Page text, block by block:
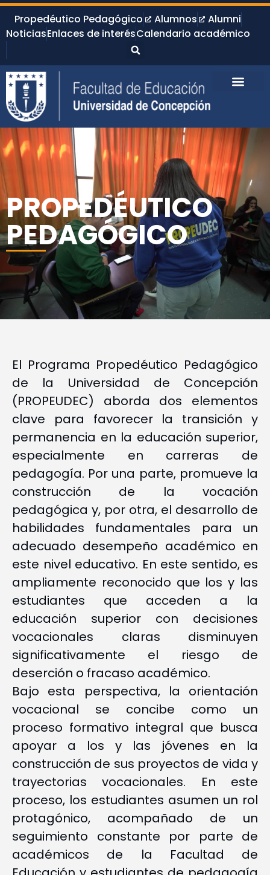
Propedéutico Pedagógico Alumnos
Alumni
NoticiasEnlaces de interésCalendario académico
PROPEDÉUTICO
PEDAGÓGICO
El Programa Propedéutico Pedagógico
de la Universidad de Concepción
(PROPEUDEC) aborda dos elementos
clave para favorecer la transición y
permanencia en la educación superior,
especialmente en carreras de
pedagogía. Por una parte, promueve la
construcción de la vocación
pedagógica y, por otra, el desarrollo de
habilidades fundamentales para un
adecuado desempeño académico en
este nivel educativo. En este sentido, es
ampliamente reconocido que los y las
estudiantes que acceden a la
educación superior con decisiones
vocacionales claras disminuyen
significativamente el riesgo de
deserción o fracaso académico.
Bajo esta perspectiva, la orientación
vocacional se concibe como un
proceso formativo integral que busca
apoyar a los y las jóvenes en la
construcción de sus proyectos de vida y
trayectorias vocacionales. En este
proceso, los estudiantes asumen un rol
protagónico, acompañado de un
seguimiento constante por parte de
académicos de la Facultad de